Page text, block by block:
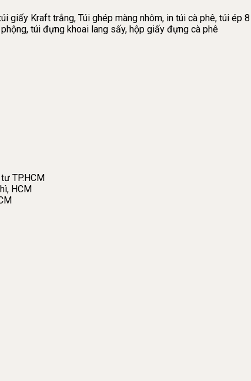
giấy Kraft trắng, Túi ghép màng nhôm, in túi cà phê, túi
túi đựng khoai lang sấy, hộp giấy đựng cà phê
TP.HCM
HCM